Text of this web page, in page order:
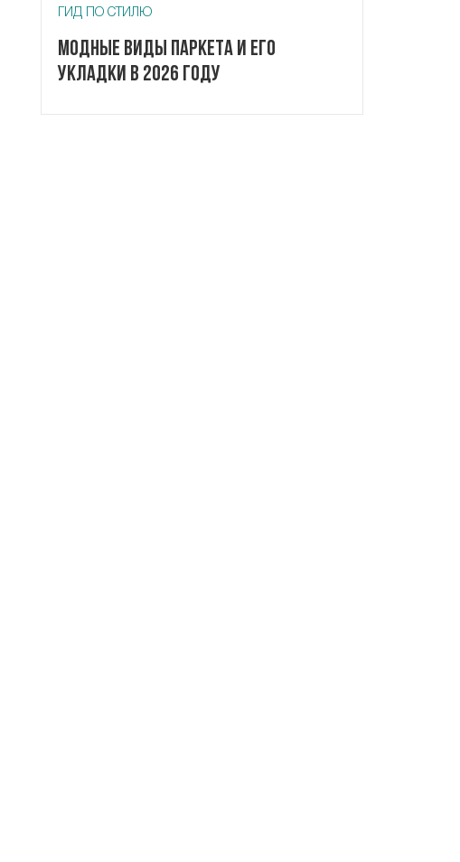
ГИД ПО СТИЛЮ
Модные виды паркета и его
укладки в 2026 году